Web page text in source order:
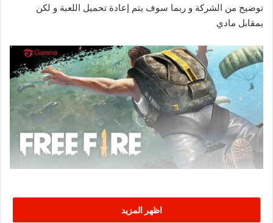
توضيح من الشركة و ربما سوف يتم إعادة تحميل اللعبة و لكن
بمقابل مادي
اظهر المزيد